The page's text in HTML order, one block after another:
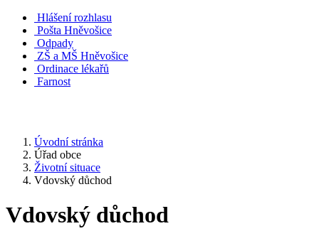
Hlášení rozhlasu
Pošta Hněvošice
Odpady
ZŠ a MŠ Hněvošice
Ordinace lékařů
Farnost
Úvodní stránka
Úřad obce
Životní situace
Vdovský důchod
Vdovský důchod